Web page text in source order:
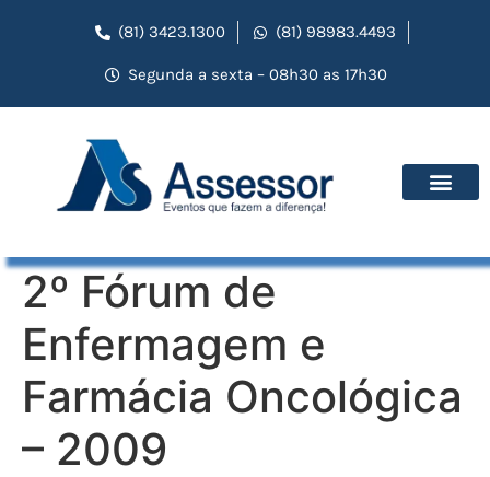
(81) 3423.1300 (81) 98983.4493
Segunda a sexta – 08h30 as 17h30
2º Fórum de
Enfermagem e
Farmácia Oncológica
– 2009